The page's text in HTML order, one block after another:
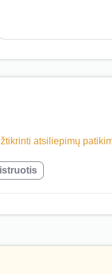
atsiliepimų